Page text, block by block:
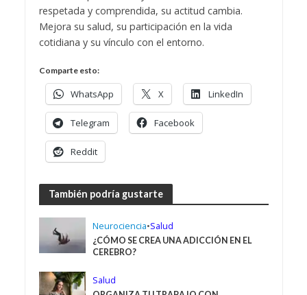
respetada y comprendida, su actitud cambia.
Mejora su salud, su participación en la vida
cotidiana y su vínculo con el entorno.
Comparte esto:
WhatsApp X LinkedIn
Telegram Facebook
Reddit
También podría gustarte
Neurociencia•Salud
¿CÓMO SE CREA UNA ADICCIÓN EN EL
CEREBRO?
Salud